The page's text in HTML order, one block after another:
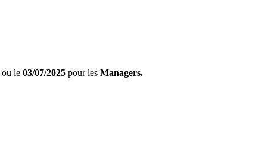
ou le 03/07/2025 pour les Managers.